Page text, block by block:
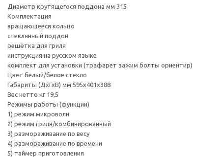
Диаметр крутящегося поддона мм 315
Комплектация
вращающееся кольцо
стеклянный поддон
решётка для гриля
инструкция на русском языке
комплект для установки (трафарет зажим болты ориентир)
Цвет белый/белое стекло
Габариты (ДхГхВ) мм 595x401x388
Вес нетто кг 19,5
Режимы работы (функции)
1) режим микроволн
2) режим гриля/комбинированный
3) размораживание по весу
4) размораживание по времени
5) таймер приготовления